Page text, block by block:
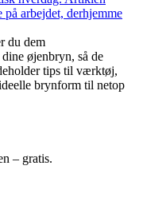
arbejdet, derhjemme
du dem
øjenbryn, så de
tips til værktøj,
brynform til netop
– gratis.